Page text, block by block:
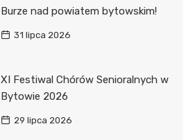
Burze nad powiatem bytowskim!
31 lipca 2026
XI Festiwal Chórów Senioralnych w
Bytowie 2026
29 lipca 2026